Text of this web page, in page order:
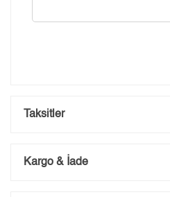
Taksitler
Kargo & İade